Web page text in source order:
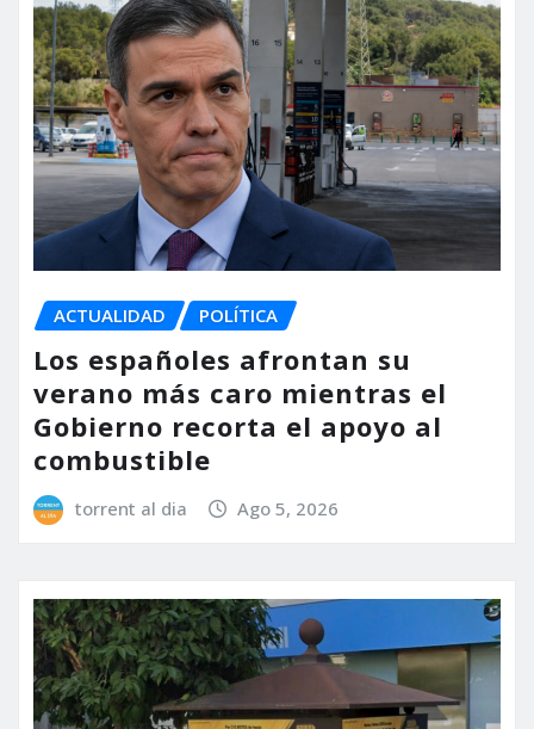
ACTUALIDAD POLÍTICA
Los españoles afrontan su
verano más caro mientras el
Gobierno recorta el apoyo al
combustible
torrent al dia Ago 5, 2026